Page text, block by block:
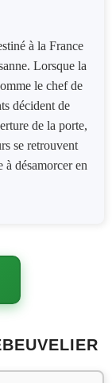
à la France
Lorsque la
le chef de
décident de
de la porte,
se retrouvent
à désamorcer en